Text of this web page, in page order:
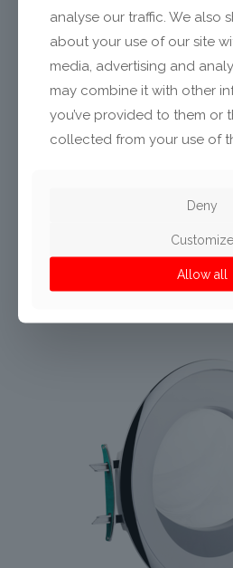
DOOR ASSEMBLY
analyse our traffic. We also
about your use of our site
media, advertising and
may combine it with other
you’ve provided to them or
collected from your use of
Deny
Customize
Allow all